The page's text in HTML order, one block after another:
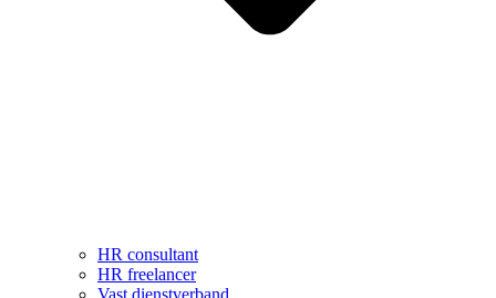
HR consultant
HR freelancer
Vast dienstverband